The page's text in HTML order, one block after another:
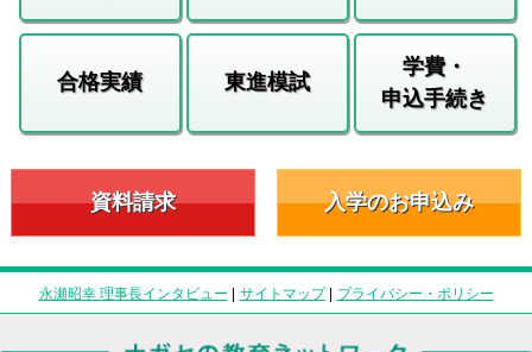
合格実績 東進模試
学費・
申込手続き
資料請求 入学のお申込み
永瀬昭幸 理事長インタビュー | サイトマップ| プライバシー・ポリシー